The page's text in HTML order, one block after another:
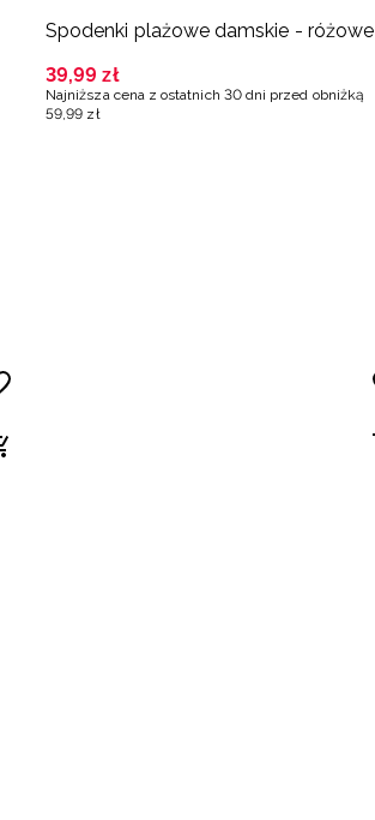
Spodenki plażowe damskie - różowe
39,99 zł
Najniższa cena z ostatnich 30 dni przed obniżką
59,99 zł